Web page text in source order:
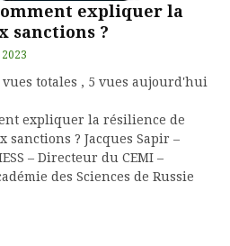
expliquer la
sanctions ?
vues totales , 5 vues aujourd'hui
expliquer la résilience de
sanctions ? Jacques Sapir –
– Directeur du CEMI –
des Sciences de Russie